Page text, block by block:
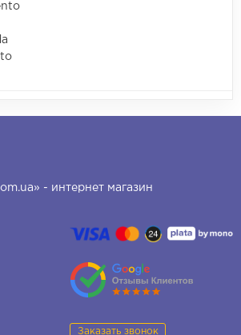
- интернет магазин
Заказать звонок